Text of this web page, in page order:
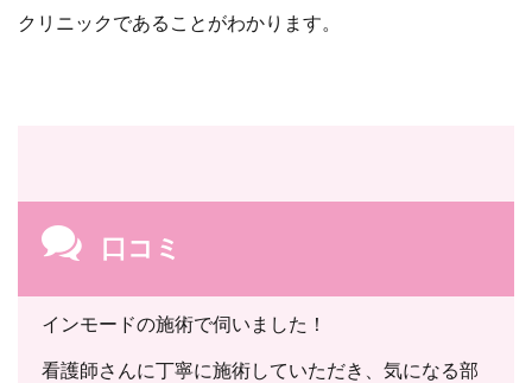
クリニックであることがわかります。
口コミ
インモードの施術で伺いました！
看護師さんに丁寧に施術していただき、気になる部